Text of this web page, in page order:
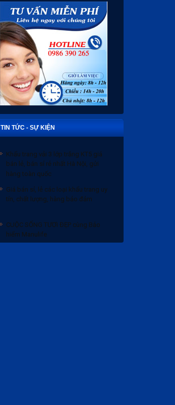
TIN TỨC - SỰ KIỆN
Khẩu trang vải 3 lớp trắng KT5 giá
bán lẻ, bán sỉ rẻ nhất Hà Nội, gửi
hàng toàn quốc
Giá bán sỉ, lẻ các loại khẩu trang uy
tín, chất lượng, hàng bảo đảm
CUỘC SỐNG TƯƠI ĐẸP cùng Bảo
hiểm Manulife